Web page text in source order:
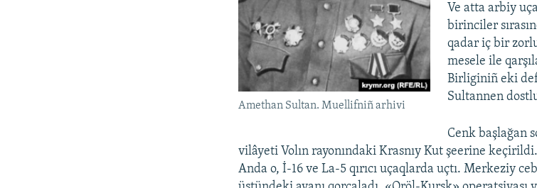
Amethan Sultan. Muellifniñ arhivi
Ve atta arbiy
birinciler
qadar iç bir
mesele ile
Birliginiñ eki
Sultannen
Cenk başlağan
vilâyeti Volın rayonındaki Krasnıy Kut şeerine
Anda o, İ-16 ve La-5 qırıcı uçaqlarda uçtı. Merkeziy